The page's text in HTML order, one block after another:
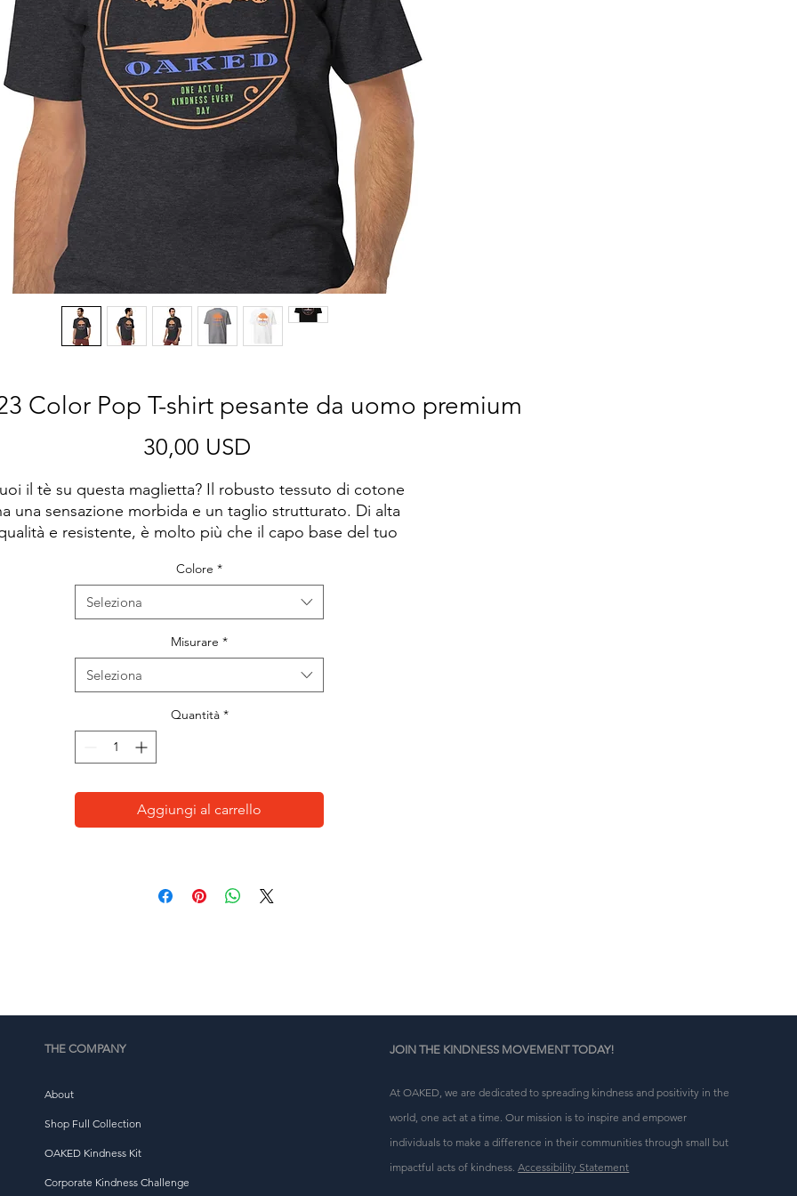
Color Pop T-shirt pesante da uomo premium
30,00 USD
il tè su questa maglietta? Il robusto tessuto di cotone
una sensazione morbida e un taglio strutturato. Di alta
e resistente, è molto più che il capo base del tuo
• 100% cotone pettinato filato ad anello
• Charcoal Heather e Carbon Grey è 60% cotone e 40%
poliestere
• Peso del tessuto: 220 g/m² (6,5 oz/yd²)
• Costruzione con cuciture laterali
• 1 × 1 costina al collo
• Punto bordo ad ago singolo 7/8″
• Prodotto grezzo proveniente dal Pakistan
Questo prodotto è realizzato appositamente per te non
richiesta invece che all'ingrosso aiuta a ridurre la
Colore *
Seleziona
Misurare *
Seleziona
Quantità *
Aggiungi al carrello
THE COMPANY
About
Shop Full Collection
OAKED Kindness Kit
Corporate Kindness Challenge
JOIN THE KINDNESS MOVEMENT TODAY!
At OAKED, we are dedicated to spreading kindness and positivity in the
world, one act at a time. Our mission is to inspire and empower
individuals to make a difference in their communities through small but
impactful acts of kindness.Accessibility Statement